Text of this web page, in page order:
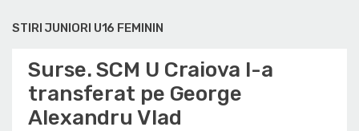
STIRI JUNIORI U16 FEMININ
Surse. SCM U Craiova l-a
transferat pe George
Alexandru Vlad